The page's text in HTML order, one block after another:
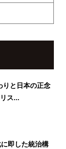
りと日本の正念
ス...
即した統治構